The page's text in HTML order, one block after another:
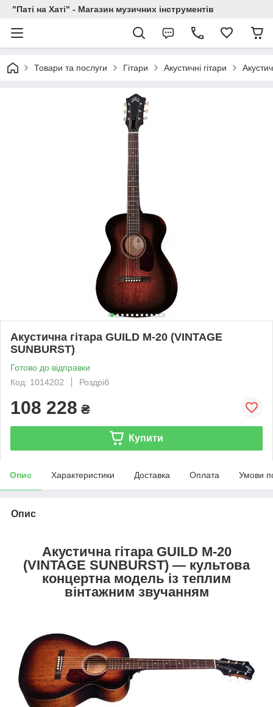
"Паті на Хаті" - Магазин музичних інструментів
Товари та послуги Гітари Акустичні гітари
Акустична гітара GUILD M-20 (VINTAGE
SUNBURST)
Готово до відправки
Код: 1014202
Роздріб
108 228 ₴
Купити
Опис Характеристики Доставка Оплата Умови
Опис
Акустична гітара GUILD M-20
(VINTAGE SUNBURST) — культова
концертна модель із теплим
вінтажним звучанням